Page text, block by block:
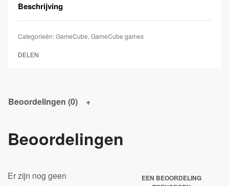
Beschrijving
Categorieën:GameCube, GameCube games
DELEN
Beoordelingen (0)
Beoordelingen
Er zijn nog geen
EEN BEOORDELING